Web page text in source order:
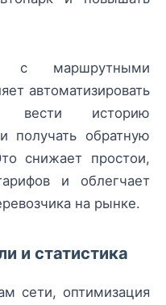
с маршрутными
автоматизировать
вести историю
получать обратную
снижает простои,
и облегчает
на рынке.
и статистика
сети, оптимизация